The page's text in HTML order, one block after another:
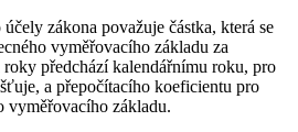
zákona považuje částka, která se
vyměřovacího základu za
předchází kalendářnímu roku, pro
a přepočítacího koeficientu pro
vyměřovacího základu.